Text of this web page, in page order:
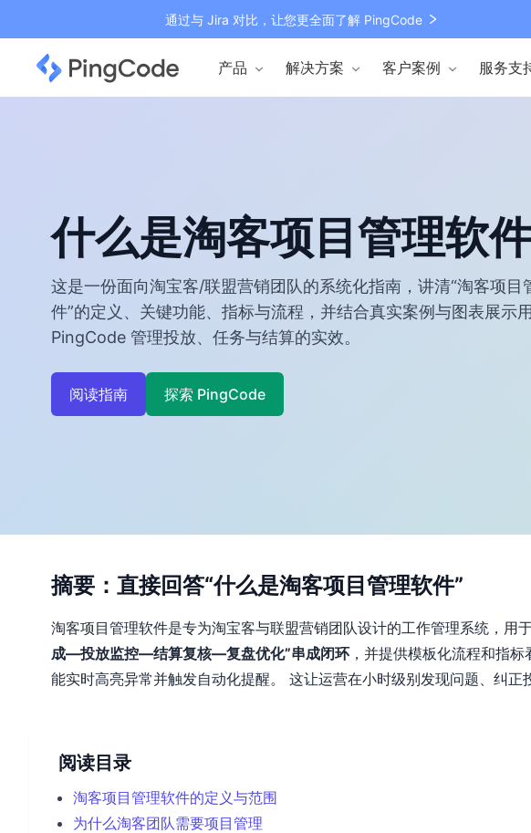
通过与 Jira 对比，让您更全面了解 PingCode
产品 解决方案 客户案例 服务支
什么是淘客项目管理软
这是一份面向淘宝客/联盟营销团队的系统化指南，讲清“淘客项目
件”的定义、关键功能、指标与流程，并结合真实案例与图表展示用
PingCode 管理投放、任务与结算的实效。
阅读指南 探索 PingCode
摘要：直接回答“什么是淘客项目管理软件”
淘客项目管理软件是专为淘宝客与联盟营销团队设计的工作管理系统，用
成—投放监控—结算复核—复盘优化”串成闭环，并提供模板化流程和指标
能实时高亮异常并触发自动化提醒。 这让运营在小时级别发现问题、纠正
阅读目录
淘客项目管理软件的定义与范围
为什么淘客团队需要项目管理